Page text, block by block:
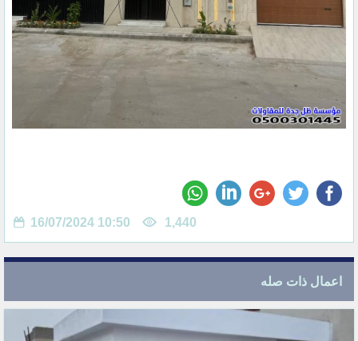
16/07/2024 10:50 1,440
اعمال ذات صله